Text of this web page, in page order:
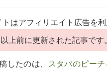
はアフィリエイト広告を利
上前に更新された記事です。
したのは、 スタバのピー